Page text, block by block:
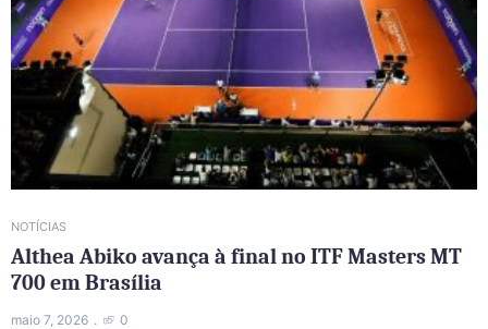
NOTÍCIAS
Althea Abiko avança à final no ITF Masters MT
700 em Brasília
maio 7, 2026 0